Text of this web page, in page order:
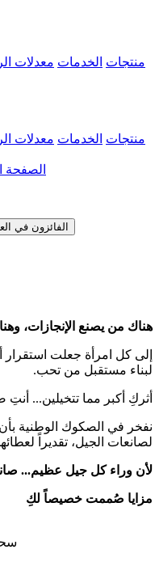
منتجات الخدمات معدلات
منتجات الخدمات معدلات
الصفحة
الفائزون في
هناك من يصنع الإنجازات،
إلى كل امرأة جعلت استقرار
لبناء مستقبل من تحب.
أثركِ أكبر مما تتخيلين...
نفخر في الصكوك الوطنية
لصانعات الجيل، تقديراً
لأن وراء كل جيل عظيم...
مزايا صُممت خصيصاً لكِ